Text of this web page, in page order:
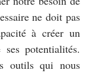
ne doit pas
à créer un
potentialités.
outils qui nous